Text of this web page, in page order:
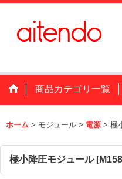
商品カテゴリ一覧
ホーム > モジュール > 電源 > 極
極小降圧モジュール [